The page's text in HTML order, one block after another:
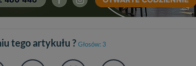
tego artykułu ? Głosów: 3